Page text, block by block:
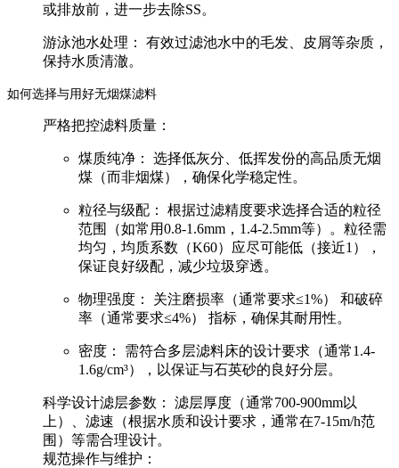
或排放前，进一步去除SS。
游泳池水处理：
有效过滤池水中的毛发、皮屑等杂质，
保持水质清澈。
如何选择与用好无烟煤滤料
严格把控滤料质量：
煤质纯净： 选择低灰分、低挥发份的高品质无烟
煤 （而非烟煤），确保化学稳定性。
粒径与级配：
根据过滤精度要求选择合适的粒径
范围（如常用0.8-1.6mm，1.4-2.5mm等）。粒径需
均匀， 均质系数（K60）应尽可能低（接近1）
，
保证良好级配，减少垃圾穿透。
物理强度： 关注磨损率（通常要求≤1%） 和破碎
率（通常要求≤4%）
指标，确保其耐用性。
密度：
需符合多层滤料床的设计要求（通常1.4-
1.6g/cm³），以保证与石英砂的良好分层。
科学设计滤层参数：
滤层厚度（通常700-900mm以
上）、滤速（根据水质和设计要求，通常在7-15m/h范
围）等需合理设计。
规范操作与维护：